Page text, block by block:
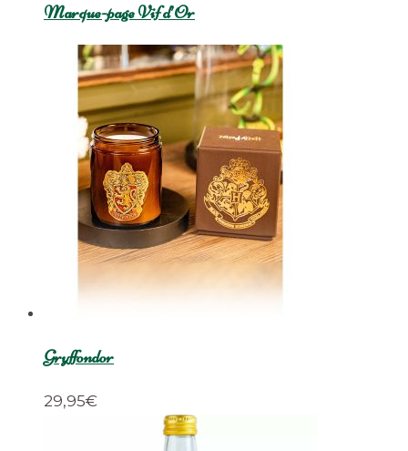
Marque-page Vif d’Or
Gryffondor
29,95€